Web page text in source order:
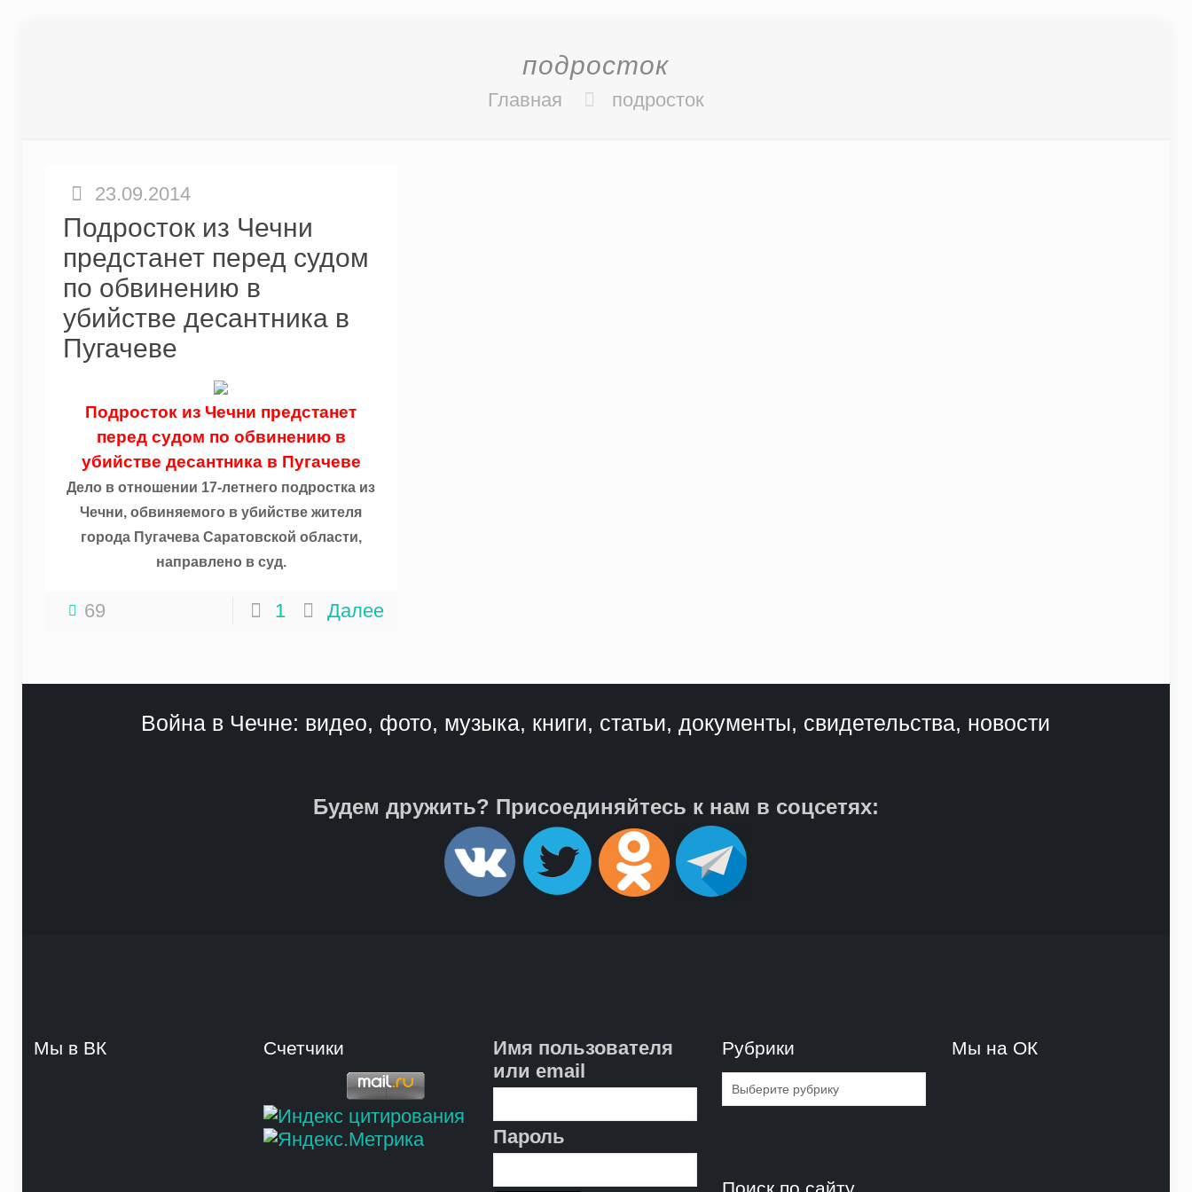
подросток
Главная подросток
23.09.2014
Подросток из Чечни
предстанет перед судом
по обвинению в
убийстве десантника в
Пугачеве
Подросток из Чечни предстанет
перед судом по обвинению в
убийстве десантника в Пугачеве
Дело в отношении 17-летнего подростка из
Чечни, обвиняемого в убийстве жителя
города Пугачева Саратовской области,
направлено в суд.
69 1 Далее
Война в Чечне: видео, фото, музыка, книги, статьи, документы, свидетельства, новости
Будем дружить? Присоединяйтесь к нам в соцсетях:
Мы в ВК Счетчики
Имя пользователя
или email
Пароль
Рубрики
Рубрики
Мы на ОК